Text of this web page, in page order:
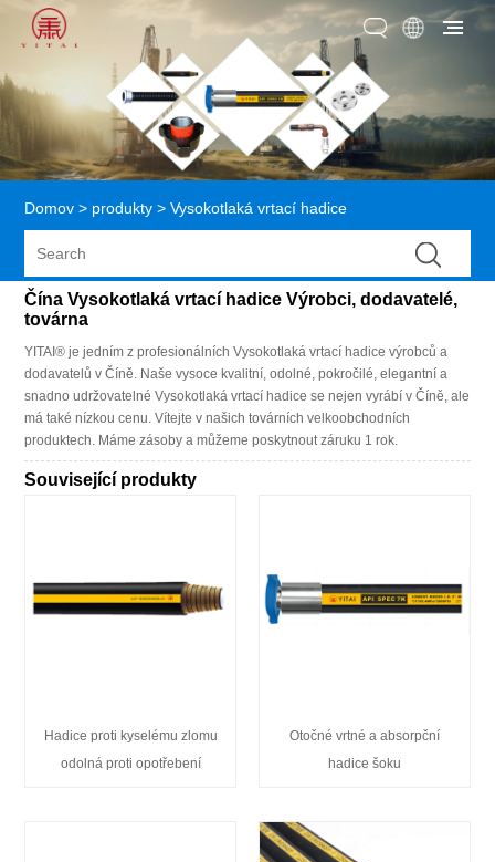
Domov > produkty > Vysokotlaká vrtací hadice
Čína Vysokotlaká vrtací hadice Výrobci, dodavatelé,
továrna
YITAI® je jedním z profesionálních Vysokotlaká vrtací hadice výrobců a
dodavatelů v Číně. Naše vysoce kvalitní, odolné, pokročilé, elegantní a
snadno udržovatelné Vysokotlaká vrtací hadice se nejen vyrábí v Číně, ale
má také nízkou cenu. Vítejte v našich továrních velkoobchodních
produktech. Máme zásoby a můžeme poskytnout záruku 1 rok.
Související produkty
Hadice proti kyselému zlomu
odolná proti opotřebení
Otočné vrtné a absorpční
hadice šoku